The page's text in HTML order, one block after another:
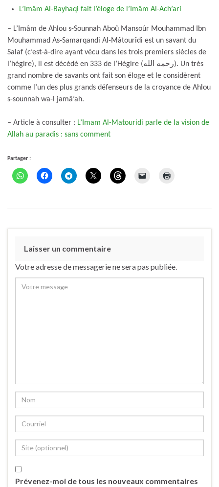
L’Imâm Al-Bayhaqi fait l’éloge de l’Imâm Al-Ach’ari
– L’Imâm de Ahlou s-Sounnah Aboû Mansoûr Mouhammad Ibn
Mouhammad As-Samarqandi Al-Mâtourîdi est un savant du
Salaf (c’est-à-dire ayant vécu dans les trois premiers siècles de
l’hégire), il est décédé en 333 de l’Hégire (رحمه الله). Un très
grand nombre de savants ont fait son éloge et le considèrent
comme l’un des plus grands défenseurs de la croyance de Ahlou
s-sounnah wa-l jamâ’ah.
– Article à consulter : L’Imam Al-Matouridi parle de la vision de
Allah au paradis : sans comment
Partager :
Laisser un commentaire
Votre adresse de messagerie ne sera pas publiée.
Prévenez-moi de tous les nouveaux commentaires